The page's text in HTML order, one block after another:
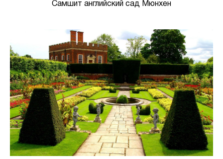
Самшит английский сад Мюнхен